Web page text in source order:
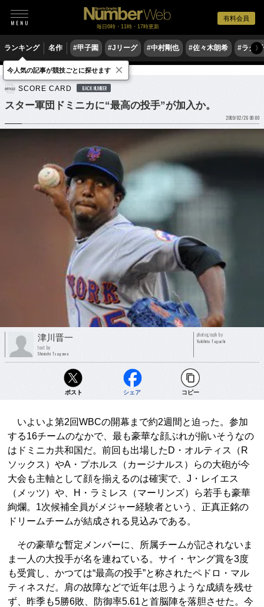
有料会員
毎日6時・11時・17時更新
ランキング 名作 #甲子園 #Jリーグ #中村剛也 #佐々木朗希 #ラグ〉
野球 MLB
SCORE CARD BACK NUMBER
スター軍団ドミニカに“最高の投手”が加入か。
2009/02/26 00:00
津川晋一
text by
Shinichi Tsugawa
photograph by
Yukihito Taguchi
ポスト シェア コピー
いよいよ第2回WBCの開幕まで約2週間と迫った。参加
する16チームのなかで、最も豪華な顔ぶれが揃いそうなの
はドミニカ共和国だ。前回も出場したD・オルティス（R
ソックス）やA・プホルス（カージナルス）らの大砲が今
大会も主軸として顔を揃えるのは確実で、J・レイエス
（メッツ）や、H・ラミレス（マーリンズ）ら若手も豪華
絢爛。1次候補全員がメジャー経験者という、正真正銘の
ドリームチームが結成される見込みである。
その豪華な暫定メンバーに、所属チームが記されないま
ま一人の大投手が名を連ねている。サイ・ヤング賞を3度
も受賞し、かつては“最高の投手”と称されたペドロ・マル
ティネスだ。肩の故障などで近年は思うような成績を残せ
ず、昨季も5勝6敗、防御率5.61と首脳陣を落胆させた。今
今人気の記事が競技ごとに探せます ×